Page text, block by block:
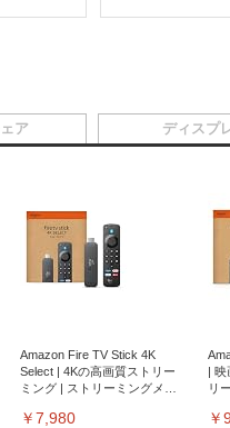
Amazon Fire TV Stick 4K
Select | 4Kの高画質ストリー
ミング | ストリーミングメデ
￥7,980
| 映
リ
￥
ア ディスプ